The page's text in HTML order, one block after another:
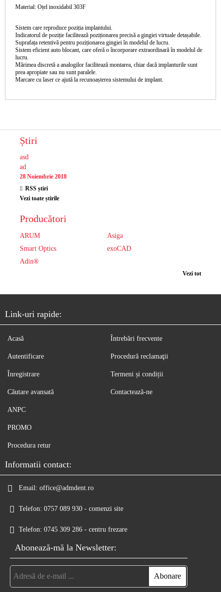
Material: Oțel inoxidabil 303F
Sistem care reproduce poziția implantului.
Indicatorul de poziție facilitează poziționarea precisă a gingiei virtuale detașabile.
Suprafața retentivă pentru poziționarea gingiei în modelul de lucru.
Sistem eficient auto blocant, care oferă o încorporare extraordinară în modelul de
lucru.
Mărimea discretă a analogilor facilitează montarea, chiar dacă implanturile sunt
prea apropiate sau nu sunt paralele.
Marcare cu laser ce ajută la recunoașterea sistemului de implant.
Știri
asd
ad
28 Noiembrie 2018
RSS știri
Vezi toate știrile
Producători
ARUM
Asiga
Smart Optics
exoCAD
Adin®
Vezi tot
Link-uri rapide:
Acasă
Autentificare
Înregistrare
Căutare avansată
Întrebări frecvente
Procedură reclamaţii
Termeni și condiții
Contactează-ne
ANPC
PROMO
Procedura retur
Informatii contact:
Email: office@admdent.ro
Telefon: 0757 089 930 - comenzi site
Telefon: 0745 309 286 - centru frezare
Abonează-mă la Newsletter: